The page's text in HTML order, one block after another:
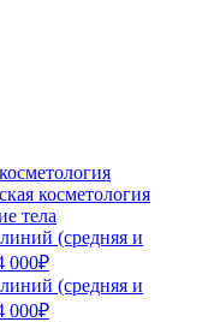
косметология
тела
(средняя и
000₽
(средняя и
000₽